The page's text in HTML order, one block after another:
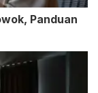
Panduan